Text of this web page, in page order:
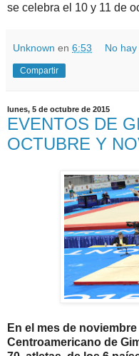
se celebra el 10 y 11 de
Unknown en 6:53 No
Compartir
lunes, 5 de octubre de 2015
EVENTOS DE
OCTUBRE Y
En el mes de
Centroamericano de